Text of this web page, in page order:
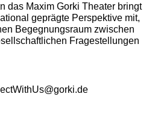
das Maxim Gorki Theater bringt
geprägte Perspektive mit,
Begegnungsraum zwischen
Fragestellungen